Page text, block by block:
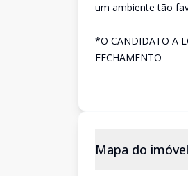
um ambiente tão
*O CANDIDATO A
FECHAMENTO
Mapa do imóvel